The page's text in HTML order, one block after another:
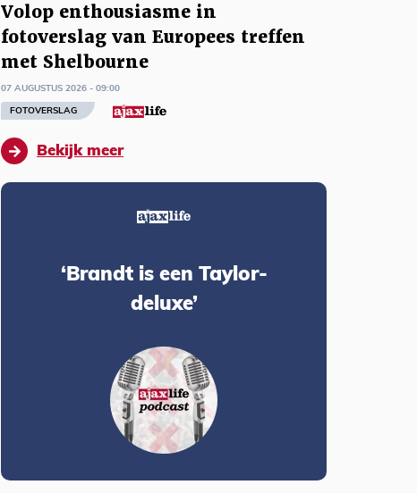
Volop enthousiasme in
fotoverslag van Europees treffen
met Shelbourne
07 AUGUSTUS 2026 - 09:00
FOTOVERSLAG
Bekijk meer
‘Brandt is een Taylor-
deluxe’